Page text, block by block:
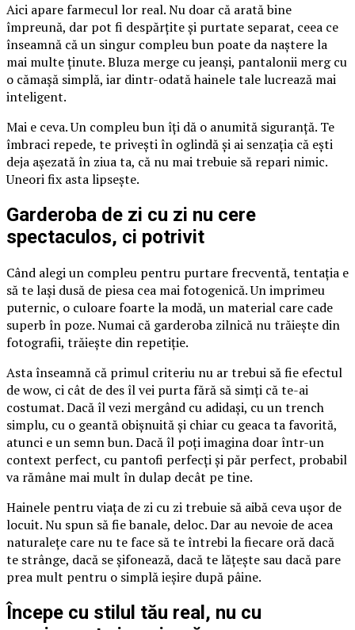
Aici apare farmecul lor real. Nu doar că arată bine
împreună, dar pot fi despărțite și purtate separat, ceea ce
înseamnă că un singur compleu bun poate da naștere la
mai multe ținute. Bluza merge cu jeanși, pantalonii merg cu
o cămașă simplă, iar dintr-odată hainele tale lucrează mai
inteligent.
Mai e ceva. Un compleu bun îți dă o anumită siguranță. Te
îmbraci repede, te privești în oglindă și ai senzația că ești
deja așezată în ziua ta, că nu mai trebuie să repari nimic.
Uneori fix asta lipsește.
Garderoba de zi cu zi nu cere
spectaculos, ci potrivit
Când alegi un compleu pentru purtare frecventă, tentația e
să te lași dusă de piesa cea mai fotogenică. Un imprimeu
puternic, o culoare foarte la modă, un material care cade
superb în poze. Numai că garderoba zilnică nu trăiește din
fotografii, trăiește din repetiție.
Asta înseamnă că primul criteriu nu ar trebui să fie efectul
de wow, ci cât de des îl vei purta fără să simți că te-ai
costumat. Dacă îl vezi mergând cu adidași, cu un trench
simplu, cu o geantă obișnuită și chiar cu geaca ta favorită,
atunci e un semn bun. Dacă îl poți imagina doar într-un
context perfect, cu pantofi perfecți și păr perfect, probabil
va rămâne mai mult în dulap decât pe tine.
Hainele pentru viața de zi cu zi trebuie să aibă ceva ușor de
locuit. Nu spun să fie banale, deloc. Dar au nevoie de acea
naturalețe care nu te face să te întrebi la fiecare oră dacă
te strânge, dacă se șifonează, dacă te lățește sau dacă pare
prea mult pentru o simplă ieșire după pâine.
Începe cu stilul tău real, nu cu